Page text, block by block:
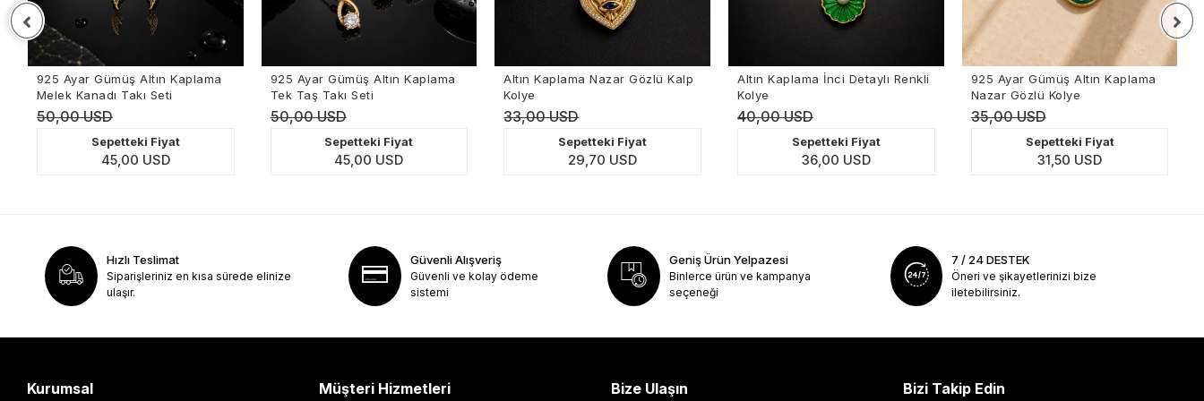
Gümüş Altın Kaplama
Kanadı Takı Seti
USD
Sepetteki Fiyat
925 Ayar Gümüş Altın Kaplama
Tek Taş Takı Seti
50,00 USD
Sepetteki Fiyat
Altın Kaplama Nazar Gözlü Kalp
33,00 USD
Sepetteki Fiyat
Altın Kaplama İnci Detaylı Renkli
40,00 USD
Sepetteki Fiyat
925 Ayar Gümüş Altın Kaplama
Nazar Gözlü Kolye
35,00 USD
Sepetteki Fiyat
Altın
Hızlı Teslimat
Siparişleriniz en kısa sürede elinize
ulaşır.
Güvenli Alışveriş
Güvenli ve kolay ödeme
sistemi
Geniş Ürün Yelpazesi
Binlerce ürün ve kampanya
seçeneği
7 / 24 DESTEK
Öneri ve şikayetlerinizi bize
iletebilirsiniz.
Kurumsal Müşteri Hizmetleri Bize Ulaşın Bizi Takip Edin